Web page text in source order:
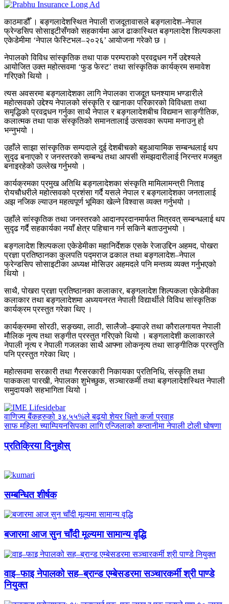
काठमाडौँ । बङ्गलादेशस्थित नेपाली राजदूतावासले बङ्गलादेश–नेपाल
फ्रेन्डसिप सोसाइटीसँगको सहकार्यमा आज ढाकास्थित बङ्गलादेश शिल्पकला
एकेडेमीमा ‘नेपाल फेस्टिभल–२०२६’ आयोजना गरेको छ ।
नेपालको विविध सांस्कृतिक तथा पाक परम्पराको प्रवद्र्धन गर्ने उद्देश्यले
आयोजित उक्त महोत्सवमा ‘फुड फेस्ट’ तथा सांस्कृतिक कार्यक्रम समावेश
गरिएको थियो ।
त्यस अवसरमा बङ्गलादेशका लागि नेपालका राजदूत घनश्याम भण्डारीले
महोत्सवको उद्देश्य नेपालको संस्कृति र खानाका परिकारको विविधता तथा
समृद्धिको प्रवद्र्धन गर्नुका साथै नेपाल र बङ्गलादेशबीच विद्यमान साङ्गीतिक,
कलात्मक तथा पाक संस्कृतिको समानतालाई उत्सवका रूपमा मनाउनु हो
भन्नुभयो ।
उहाँले साझा सांस्कृतिक सम्पदाले दुई देशबीचको बहुआयामिक सम्बन्धलाई थप
सुदृढ बनाएको र जनस्तरको सम्बन्ध तथा आपसी समझदारीलाई निरन्तर मजबुत
बनाइरहेको उल्लेख गर्नुभयो ।
कार्यक्रमका प्रमुख अतिथि बङ्गलादेशका संस्कृति मामिलामन्त्री निताइ
रोयचौधरीले महोत्सवको प्रशंसा गर्दै यसले नेपाल र बङ्गलादेशका जनतालाई
अझ नजिक ल्याउन महत्वपूर्ण भूमिका खेल्ने विश्वास व्यक्त गर्नुभयो ।
उहाँले सांस्कृतिक तथा जनस्तरको आदानप्रदानमार्फत मित्रवत् सम्बन्धलाई थप
सुदृढ गर्दै सहकार्यका नयाँ क्षेत्र पहिचान गर्न सकिने बताउनुभयो ।
बङ्गलादेश शिल्पकला एकेडेमीका महानिर्देशक एसके रेजाउद्दिन अहमद, पोखरा
प्रज्ञा प्रतिष्ठानका कुलपति पद्मराज ढकाल तथा बङ्गलादेश–नेपाल
फ्रेन्डसिप सोसाइटीका अध्यक्ष मोसिउर अहमदले पनि मन्तव्य व्यक्त गर्नुभएको
थियो ।
साथै, पोखरा प्रज्ञा प्रतिष्ठानका कलाकार, बङ्गलादेश शिल्पकला एकेडेमीका
कलाकार तथा बङ्गलादेशमा अध्ययनरत नेपाली विद्यार्थीले विविध सांस्कृतिक
कार्यक्रम प्रस्तुत गरेका थिए ।
कार्यक्रममा सोरठी, सङ्ख्या, लाठी, सालैजो–झ्याउरे तथा कौरालगायत नेपाली
मौलिक नृत्य तथा सङ्गीत प्रस्तुत गरिएको थियो । बङ्गलादेशी कलाकारले
नेपाली नृत्य र नेपाली गजलका साथै आफ्ना लोकनृत्य तथा साङ्गीतिक प्रस्तुति
पनि प्रस्तुत गरेका थिए ।
महोत्सवमा सरकारी तथा गैरसरकारी निकायका प्रतिनिधि, संस्कृति तथा
पाककला पारखी, नेपालका शुभेच्छुक, सञ्चारकर्मी तथा बङ्गलादेशस्थित नेपाली
समुदायको सहभागिता थियो ।
वाणिज्य बैंकहरुको ३४.५५%ले बढ्यो शेयर धितो कर्जा प्रवाह
साफ महिला च्याम्पियनसिपका लागि एन्जिलाको कप्तानीमा नेपाली टोली घोषणा
प्रतिक्रिया दिनुहोस्
सम्बन्धित शीर्षक
बजारमा आज सुन चाँदी मूल्यमा सामान्य वृद्धि
वाइ–फाइ नेपालको सह–ब्रान्ड एम्बेसडरमा सञ्चारकर्मी श्री पाण्डे
नियुक्त